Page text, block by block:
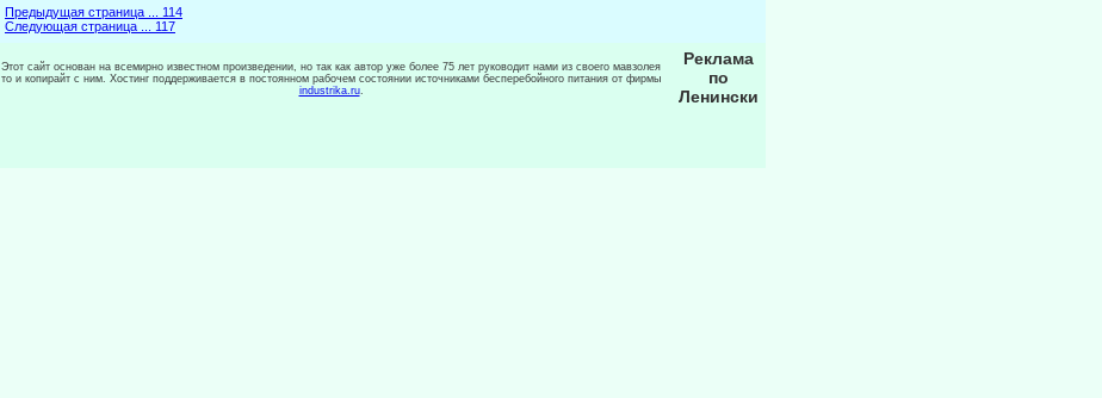
Предыдущая страница ... 114
Следующая страница ... 117
Этот сайт основан на всемирно известном произведении, но так как автор уже более 75 лет руководит нами из своего мавзолея
то и копирайт с ним. Хостинг поддерживается в постоянном рабочем состоянии источниками бесперебойного питания от фирмы
industrika.ru.
Реклама
по
Ленински